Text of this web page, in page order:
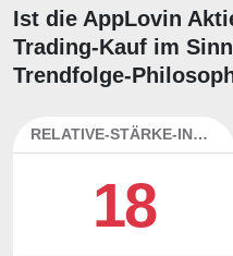
Ist die AppLovin
Trading-Kauf im
Trendfolge-
RELATIVE-STÄRKE-INDEX
18